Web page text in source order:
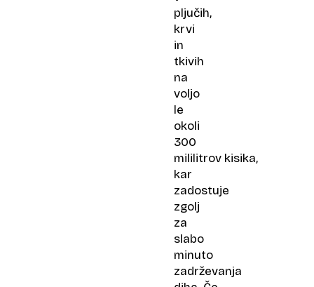
pljučih,
krvi
in
tkivih
na
voljo
le
okoli
300
mililitrov kisika,
kar
zadostuje
zgolj
za
slabo
minuto
zadrževanja